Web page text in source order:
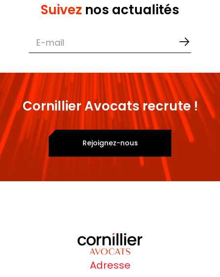
Suivez nos actualités
Cornillier Avocats recrute !
Rejoignez-nous
Adresse